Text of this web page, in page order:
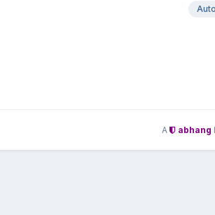
A abhang